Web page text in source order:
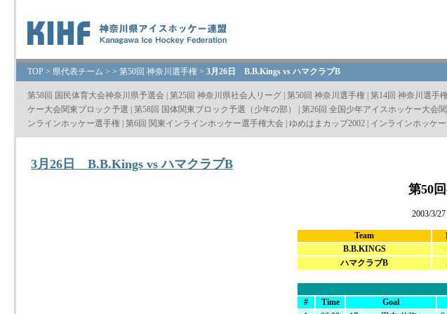
TOP > 県代表チーム > > 第50回 神奈川選手権 > 3月26日 B.B.Kings vs ハマクラブB
第58回 国民体育大会神奈川県予選会 | 第25回 神奈川県社会人リーグ | 第50回 神奈川選手権 | 第14回 神奈川選手
ケー大会関東ブロック予選 | 第58回 国体関東ブロック予選（少年の部） | 第26回 全国少年アイスホッケー大会
ンラインホッケー選手権 | 第6回 関東インラインホッケー選手権大会 | ゆめはまカップ2002 | インラインホッケ
3月26日 B.B.Kings vs ハマクラブB
第50
2003/3/
Team
B.B.KINGS
ハマクラブB
#
Time Goal